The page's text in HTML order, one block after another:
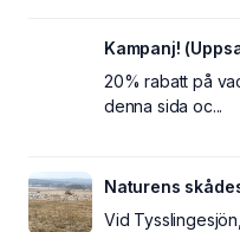
Kampanj!
20% rabatt på
denna sida oc...
Naturens
Vid